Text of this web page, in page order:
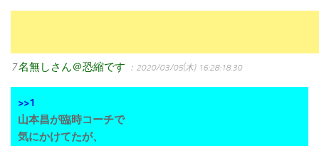
7名無しさん＠恐縮です ：2020/03/05(木) 16:28:18.30
>>1
山本昌が臨時コーチで
気にかけてたが、